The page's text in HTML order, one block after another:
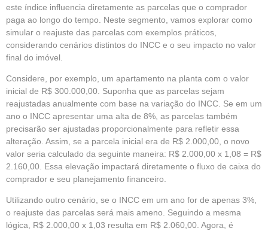
este índice influencia diretamente as parcelas que o comprador
paga ao longo do tempo. Neste segmento, vamos explorar como
simular o reajuste das parcelas com exemplos práticos,
considerando cenários distintos do INCC e o seu impacto no valor
final do imóvel.
Considere, por exemplo, um apartamento na planta com o valor
inicial de R$ 300.000,00. Suponha que as parcelas sejam
reajustadas anualmente com base na variação do INCC. Se em um
ano o INCC apresentar uma alta de 8%, as parcelas também
precisarão ser ajustadas proporcionalmente para refletir essa
alteração. Assim, se a parcela inicial era de R$ 2.000,00, o novo
valor seria calculado da seguinte maneira: R$ 2.000,00 x 1,08 = R$
2.160,00. Essa elevação impactará diretamente o fluxo de caixa do
comprador e seu planejamento financeiro.
Utilizando outro cenário, se o INCC em um ano for de apenas 3%,
o reajuste das parcelas será mais ameno. Seguindo a mesma
lógica, R$ 2.000,00 x 1,03 resulta em R$ 2.060,00. Agora, é